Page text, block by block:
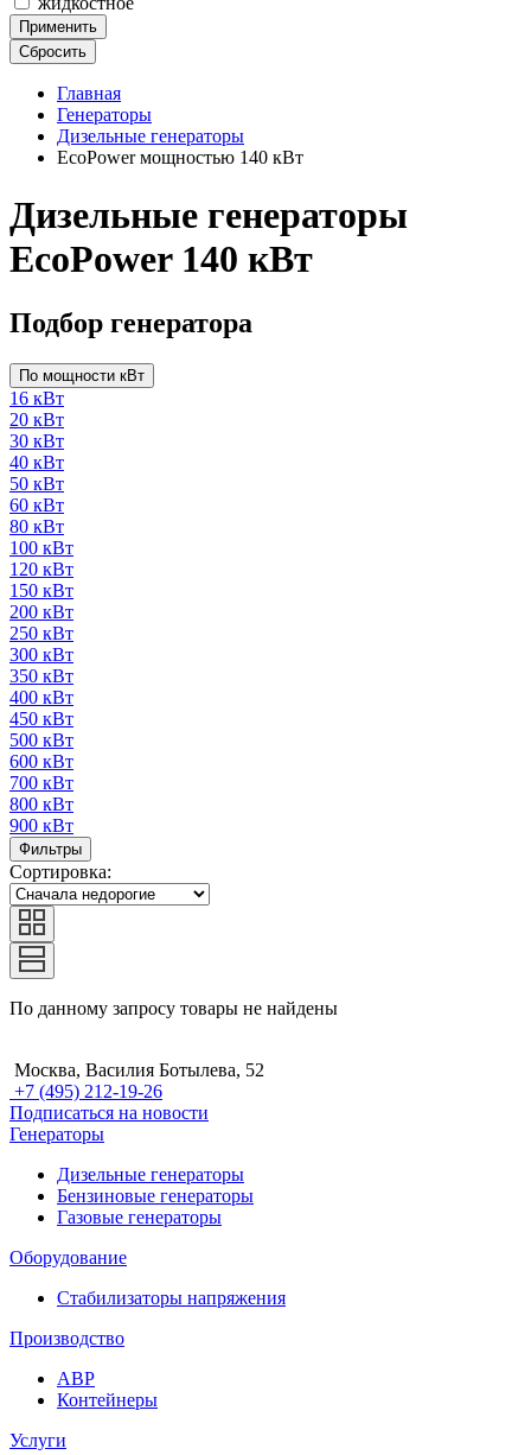
Применить
Сбросить
Главная
Генераторы
Дизельные генераторы
EcoPower мощностью 140 кВт
Дизельные генераторы
EcoPower 140 кВт
Подбор генератора
По мощности кВт
16 кВт
20 кВт
30 кВт
40 кВт
50 кВт
60 кВт
80 кВт
100 кВт
120 кВт
150 кВт
200 кВт
250 кВт
300 кВт
350 кВт
400 кВт
450 кВт
500 кВт
600 кВт
700 кВт
800 кВт
900 кВт
Фильтры
Сортировка:
По данному запросу товары не найдены
Москва, Василия Ботылева, 52
+7 (495) 212-19-26
Подписаться на новости
Генераторы
Дизельные генераторы
Бензиновые генераторы
Газовые генераторы
Оборудование
Стабилизаторы напряжения
Производство
АВР
Контейнеры
Услуги